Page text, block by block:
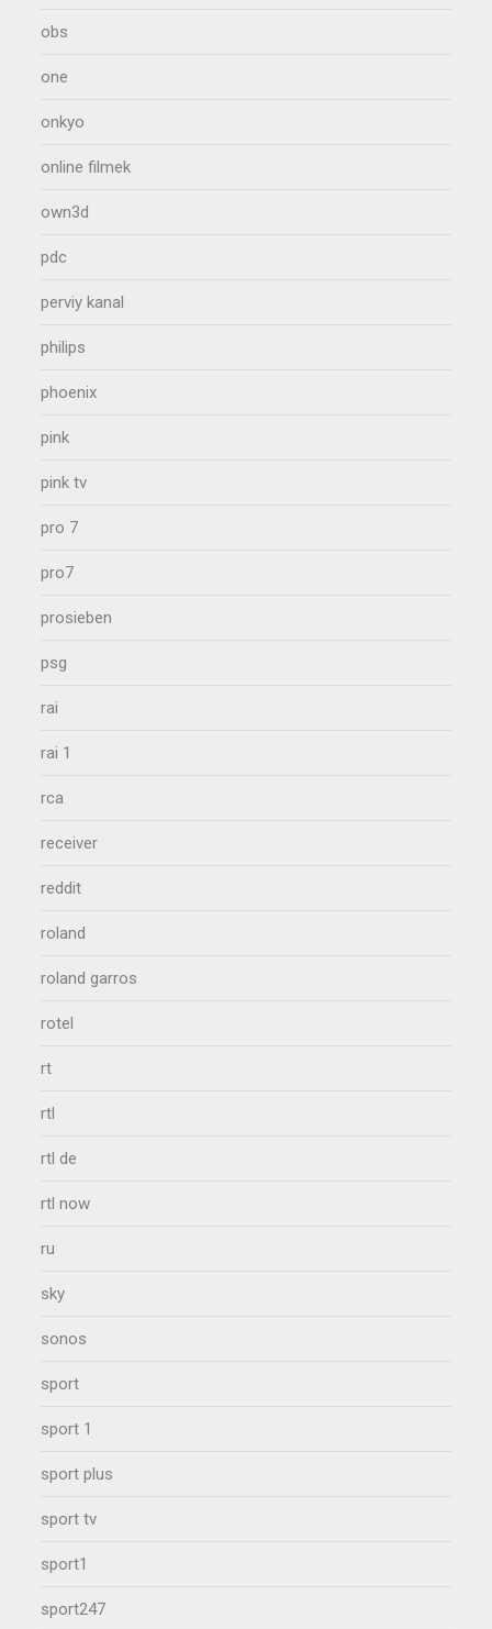
obs
one
onkyo
online filmek
own3d
pdc
perviy kanal
philips
phoenix
pink
pink tv
pro 7
pro7
prosieben
psg
rai
rai 1
rca
receiver
reddit
roland
roland garros
rotel
rt
rtl
rtl de
rtl now
ru
sky
sonos
sport
sport 1
sport plus
sport tv
sport1
sport247